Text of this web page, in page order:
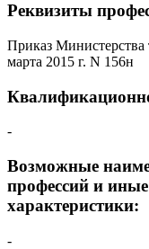
Реквизиты
Приказ
марта 2015 г. N 156н
-
Возможные
профессий и
характеристики:
-